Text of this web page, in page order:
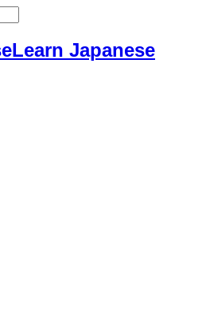
Learn Japanese